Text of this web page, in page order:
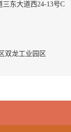
三东大道西24-13号C
双龙工业园区